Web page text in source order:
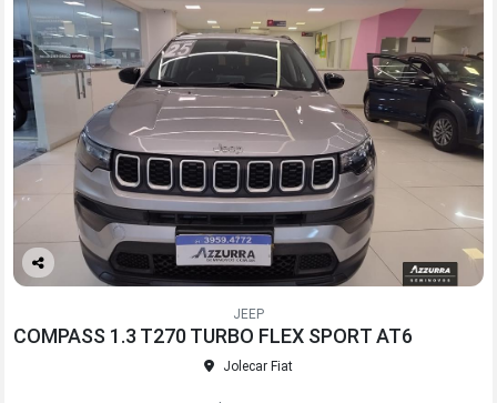
Co
lhe
JEEP
COMPASS 1.3 T270 TURBO FLEX SPORT AT6
Jolecar Fiat